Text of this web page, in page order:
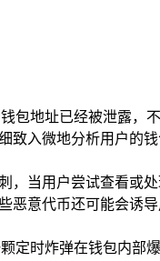
包地址已经被泄露
入微地分析用户的
，当用户尝试查看或
意代币还可能会诱
定时炸弹在钱包内